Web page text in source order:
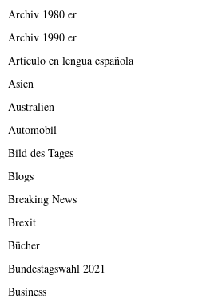
Archiv 1980 er
Archiv 1990 er
Artículo en lengua española
Asien
Australien
Automobil
Bild des Tages
Blogs
Breaking News
Brexit
Bücher
Bundestagswahl 2021
Business